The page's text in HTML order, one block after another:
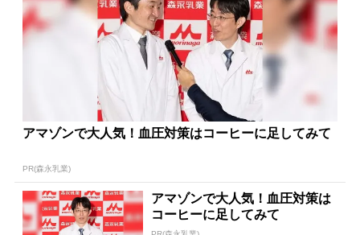
アマゾンで大人気！血圧対策はコーヒーに足してみて
PR(森永乳業)
アマゾンで大人気！血圧対策は
コーヒーに足してみて